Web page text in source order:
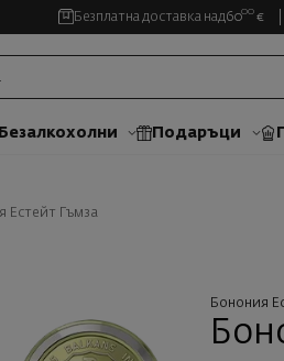
Безплатна доставка над6000 €
Безалкохолни Подаръци
Естейт Гъмза
Бонония